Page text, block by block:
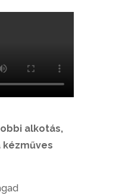
alkotás,
kézműves